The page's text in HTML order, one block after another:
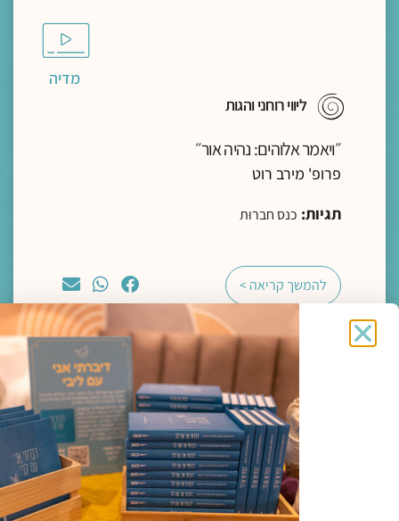
מדיה
ליווי רוחני והגות
״ויאמר אלוהים: נהיה אור״
פרופ' מירב רוט
תגיות: כנס חברוּת
להמשך קריאה >
מדיה
ליווי רוחני והגות